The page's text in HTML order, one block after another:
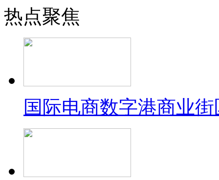
热点聚焦
国际电商数字港商业